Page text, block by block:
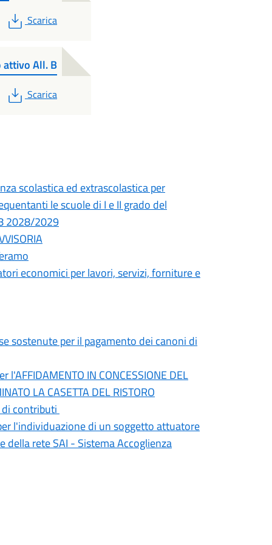
PDF
Scarica
attivo All. B
PDF
Scarica
scolastica ed extrascolastica per
le scuole di I e II grado del
2028/2029
economici per lavori, servizi, forniture e
sostenute per il pagamento dei canoni di
IN CONCESSIONE DEL
LA CASETTA DEL RISTORO
di contributi
l'individuazione di un soggetto attuatore
rete SAI - Sistema Accoglienza